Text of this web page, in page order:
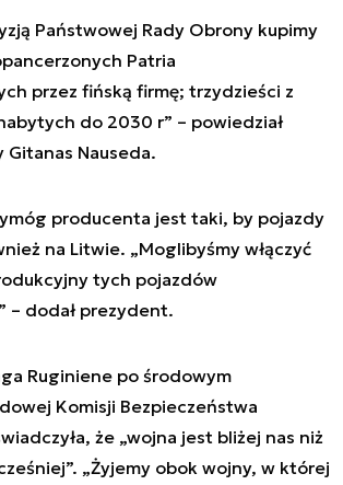
Państwowej Rady Obrony kupimy
Patria
przez fińską firmę; trzydzieści z
do 2030 r” – powiedział
Nauseda.
producenta jest taki, by pojazdy
na Litwie. „Moglibyśmy włączyć
tych pojazdów
– dodał prezydent.
Ruginiene po środowym
Komisji Bezpieczeństwa
że „wojna jest bliżej nas niż
„Żyjemy obok wojny, w której